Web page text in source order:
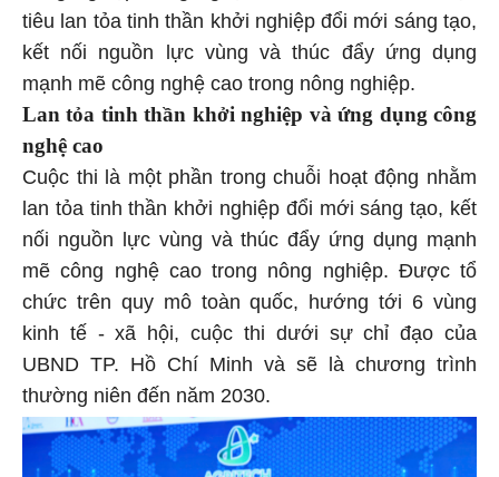
tiêu lan tỏa tinh thần khởi nghiệp đổi mới sáng tạo,
kết nối nguồn lực vùng và thúc đẩy ứng dụng
mạnh mẽ công nghệ cao trong nông nghiệp.
Lan tỏa tinh thần khởi nghiệp và ứng dụng công
nghệ cao
Cuộc thi là một phần trong chuỗi hoạt động nhằm
lan tỏa tinh thần khởi nghiệp đổi mới sáng tạo, kết
nối nguồn lực vùng và thúc đẩy ứng dụng mạnh
mẽ công nghệ cao trong nông nghiệp. Được tổ
chức trên quy mô toàn quốc, hướng tới 6 vùng
kinh tế - xã hội, cuộc thi dưới sự chỉ đạo của
UBND TP. Hồ Chí Minh và sẽ là chương trình
thường niên đến năm 2030.